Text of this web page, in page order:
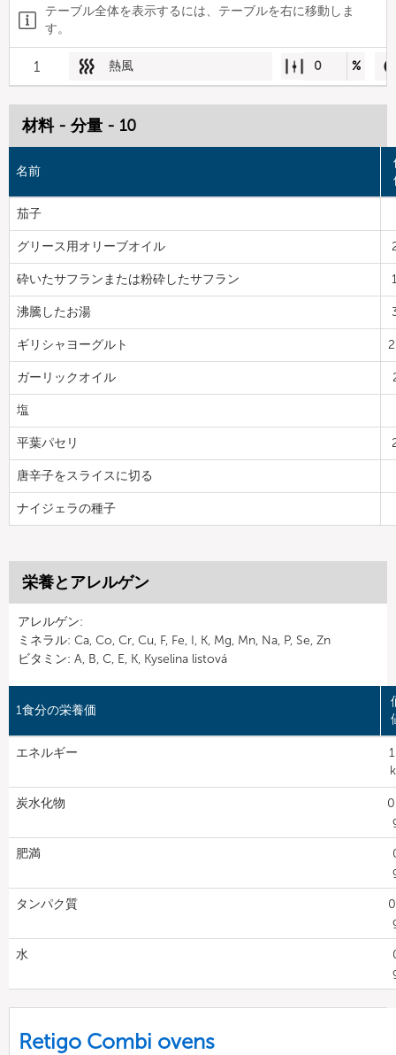
テーブル全体を表示するには、テーブルを右に移動しま
す。
1 熱風 0 %
材料 - 分量 - 10
名前
茄子
グリース用オリーブオイル
砕いたサフランまたは粉砕したサフラン
沸騰したお湯
ギリシャヨーグルト
ガーリックオイル
塩
平葉パセリ
唐辛子をスライスに切る
ナイジェラの種子
栄養とアレルゲン
アレルゲン:
ミネラル: Ca, Co, Cr, Cu, F, Fe, I, K, Mg, Mn, Na, P, Se, Zn
ビタミン: A, B, C, E, K, Kyselina listová
1食分の栄養価
エネルギー
炭水化物
肥満
タンパク質
水
Retigo Combi ovens